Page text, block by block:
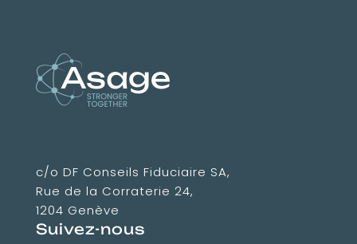
c/o DF Conseils Fiduciaire SA,
Rue de la Corraterie 24,
1204 Genève
Suivez-nous